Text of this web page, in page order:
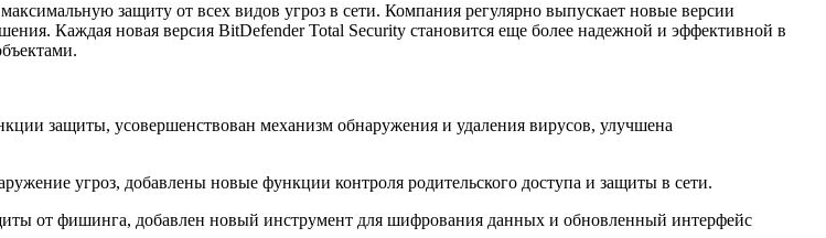
защиту от всех видов угроз в сети. Компания регулярно выпускает новые версии
Каждая новая версия BitDefender Total Security становится еще более надежной и эффективной в
защиты, усовершенствован механизм обнаружения и удаления вирусов, улучшена
угроз, добавлены новые функции контроля родительского доступа и защиты в сети.
от фишинга, добавлен новый инструмент для шифрования данных и обновленный интерфейс